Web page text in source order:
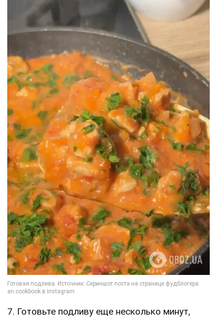
7. Готовьте подливу еще несколько минут,